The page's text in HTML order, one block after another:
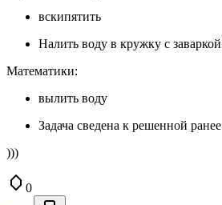
вскипятить
Налить воду в кружку с заваркой
Математики:
вылить воду
Задача сведена к решенной ранее
)))
0